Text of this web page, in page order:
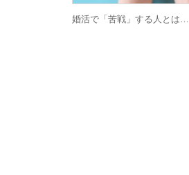
婚活で「苦戦」する人とは…